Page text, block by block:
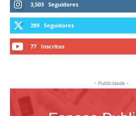
3,503 Seguidores
289 Seguidores
77 Inscritos
- Publicidade -